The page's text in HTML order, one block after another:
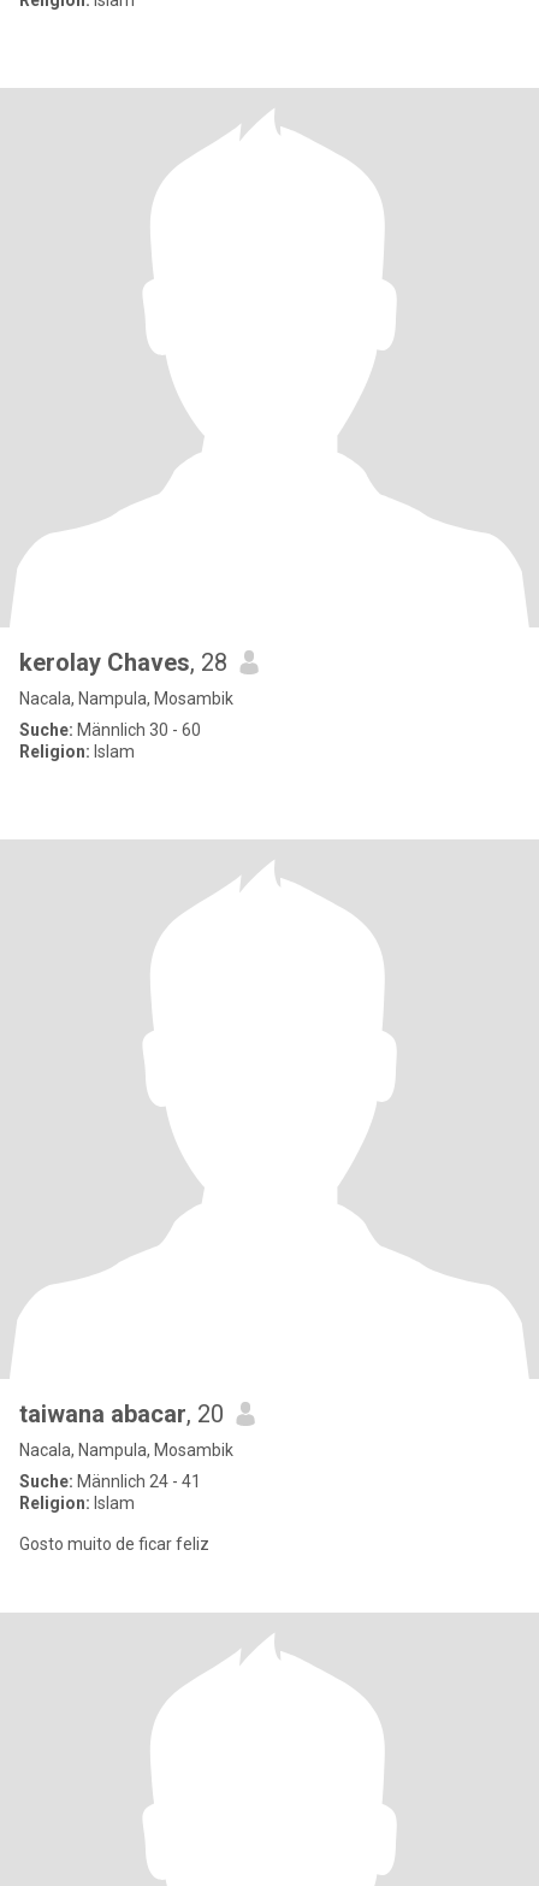
kerolay Chaves, 28
Nacala, Nampula, Mosambik
Suche: Männlich 30 - 60
Religion: Islam
taiwana abacar, 20
Nacala, Nampula, Mosambik
Suche: Männlich 24 - 41
Religion: Islam
Gosto muito de ficar feliz